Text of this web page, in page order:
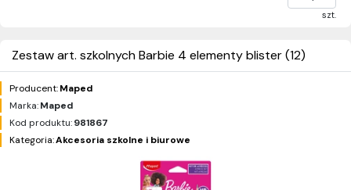
szt.
Zestaw art. szkolnych Barbie 4 elementy blister (12)
Producent:Maped
Marka:Maped
Kod produktu:981867
Kategoria:Akcesoria szkolne i biurowe